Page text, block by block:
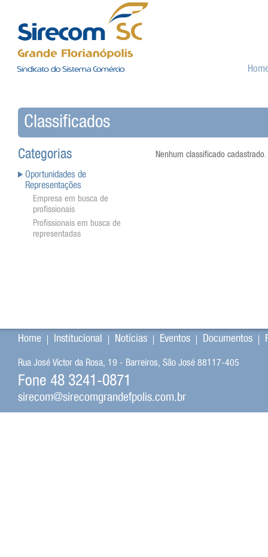
Classificados
Categorias
Oportunidades de
Representações
Empresa em busca de
profissionais
Profissionais em busca de
representadas
Nenhum classificado cadastrado.
Home Institucional Notícias Eventos Documentos
Rua José Víctor da Rosa, 19 - Barreiros, São José 88117-405
Fone 48 3241-0871
sirecom@sirecomgrandefpolis.com.br